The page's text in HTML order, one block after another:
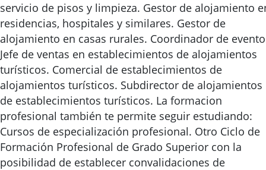
servicio de pisos y limpieza. Gestor de alojamiento
residencias, hospitales y similares. Gestor de
alojamiento en casas rurales. Coordinador de
Jefe de ventas en establecimientos de alojamientos
turísticos. Comercial de establecimientos de
alojamientos turísticos. Subdirector de alojamientos
de establecimientos turísticos. La formacion
profesional también te permite seguir estudiando:
Cursos de especialización profesional. Otro Ciclo de
Formación Profesional de Grado Superior con la
posibilidad de establecer convalidaciones de